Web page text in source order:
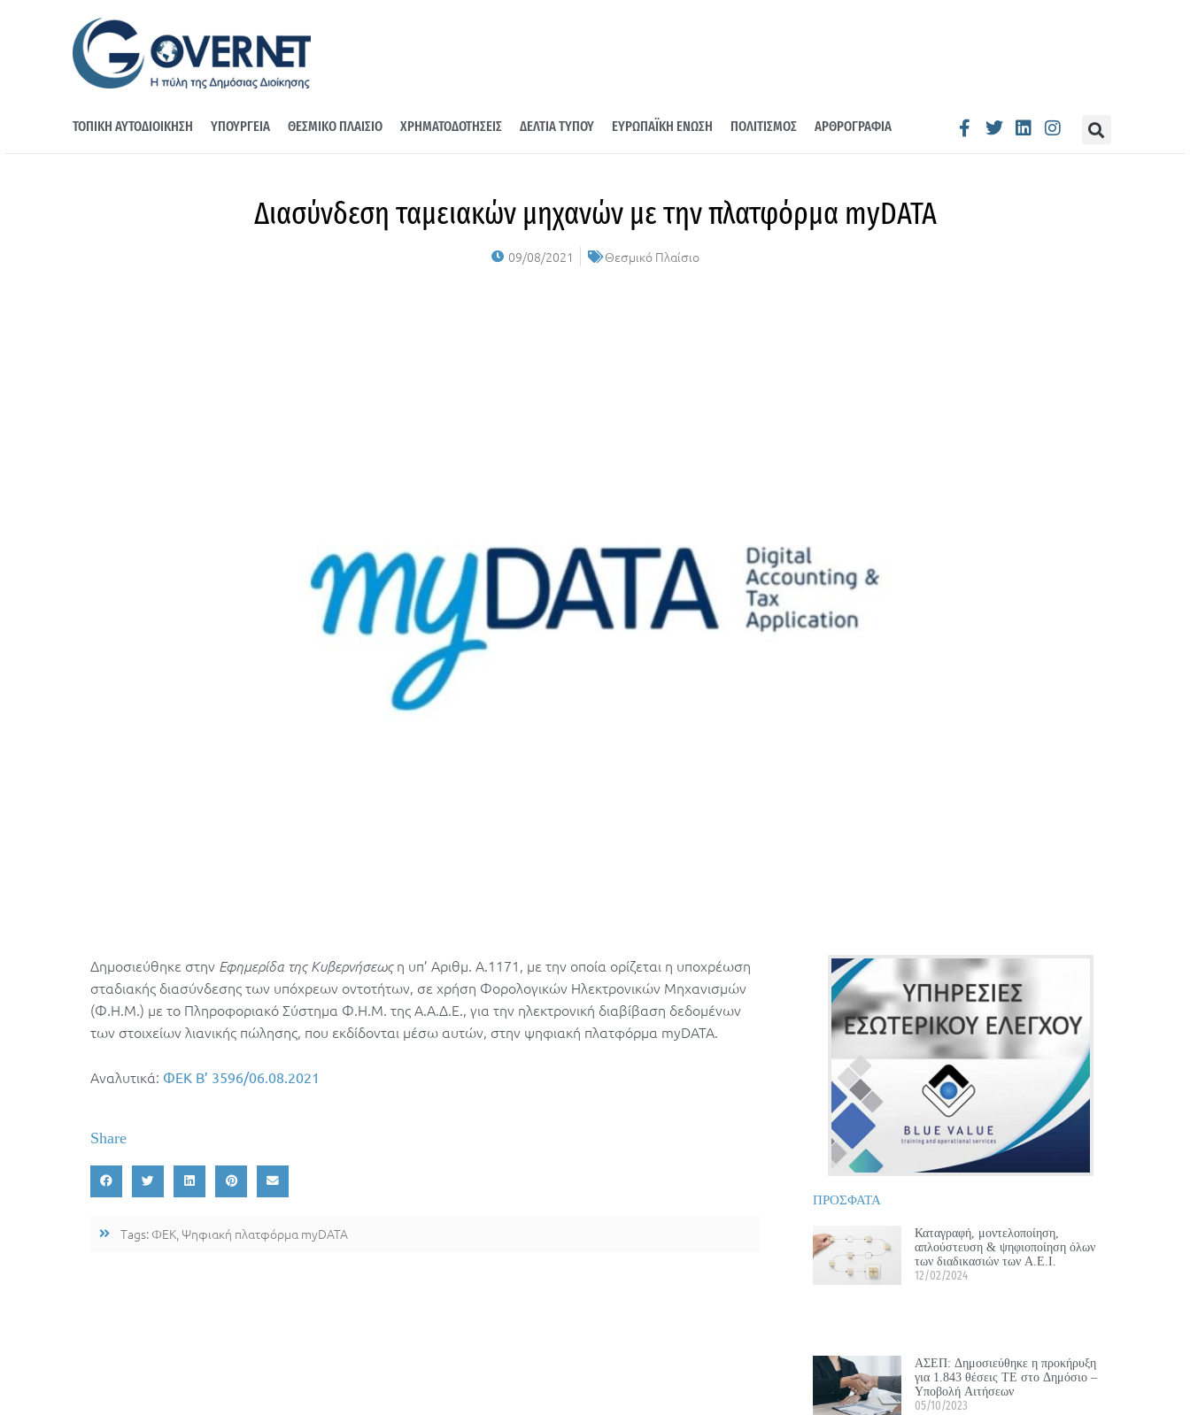
ΤΟΠΙΚΗ ΑΥΤΟΔΙΟΙΚΗΣΗ ΥΠΟΥΡΓΕΙΑ ΘΕΣΜΙΚΟ ΠΛΑΙΣΙΟ ΧΡΗΜΑΤΟΔΟΤΗΣΕΙΣ ΔΕΛΤΙΑ ΤΥΠΟΥ ΕΥΡΩΠΑΪΚΗ ΕΝΩΣΗ ΠΟΛΙΤΙΣΜΟΣ ΑΡΘΡΟΓΡΑΦΙΑ
Διασύνδεση ταμειακών μηχανών με την πλατφόρμα myDATA
09/08/2021 Θεσμικό Πλαίσιο
Δημοσιεύθηκε στην Εφημερίδα της Κυβερνήσεωςη υπ’ Αριθμ. Α.1171, με την οποία ορίζεται η υποχρέωση
σταδιακής διασύνδεσης των υπόχρεων οντοτήτων, σε χρήση Φορολογικών Ηλεκτρονικών Μηχανισμών
(Φ.Η.Μ.) με το Πληροφοριακό Σύστημα Φ.Η.Μ. της A.A.Δ.Ε., για την ηλεκτρονική διαβίβαση δεδομένων
των στοιχείων λιανικής πώλησης, που εκδίδονται μέσω αυτών, στην ψηφιακή πλατφόρμα myDATA.
Αναλυτικά: ΦΕΚ B’ 3596/06.08.2021
Share
Tags: ΦΕΚ Ψηφιακή πλατφόρμα myDATA
ΠΡΟΣΦΑΤΑ
Καταγραφή, μοντελοποίηση,
απλούστευση & ψηφιοποίηση όλων
των διαδικασιών των Α.Ε.Ι.
12/02/2024
ΑΣΕΠ: Δημοσιεύθηκε η προκήρυξη
για 1.843 θέσεις ΤΕ στο Δημόσιο –
Υποβολή Αιτήσεων
05/10/2023